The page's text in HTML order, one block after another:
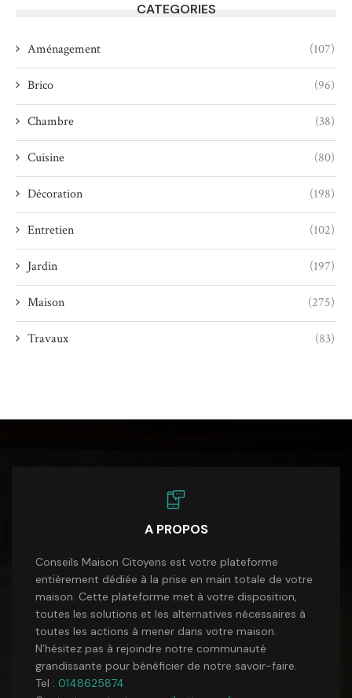
CATEGORIES
Aménagement (107)
Brico (96)
Chambre (38)
Cuisine (80)
Décoration (198)
Entretien (102)
Jardin (197)
Maison (275)
Travaux (83)
A PROPOS
Conseils Maison Citoyens est votre plateforme
entièrement dédiée à la prise en main totale de votre
maison. Cette plateforme met à votre disposition,
toutes les solutions et les alternatives nécessaires à
toutes les actions à mener dans votre maison.
N’hésitez pas à rejoindre notre communauté
grandissante pour bénéficier de notre savoir-faire.
Tel : 0148625874